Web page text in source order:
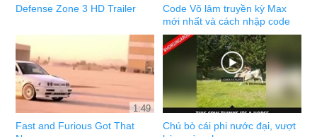
Defense Zone 3 HD Trailer
Code Võ lâm truyền kỳ Max
mới nhất và cách nhập code
1:49
Fast and Furious Got That
Chú bò cái phi nước đại, vượt